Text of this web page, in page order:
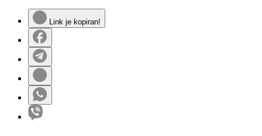
Link je kopiran!